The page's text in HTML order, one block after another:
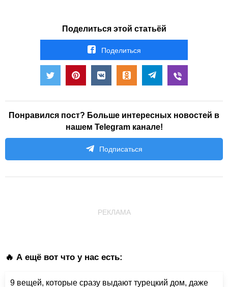
Поделиться этой статьёй
Поделиться
Понравился пост? Больше интересных новостей в
нашем Telegram канале!
Подписаться
РЕКЛАМА
🔥 А ещё вот что у нас есть:
9 вещей, которые сразу выдают турецкий дом, даже